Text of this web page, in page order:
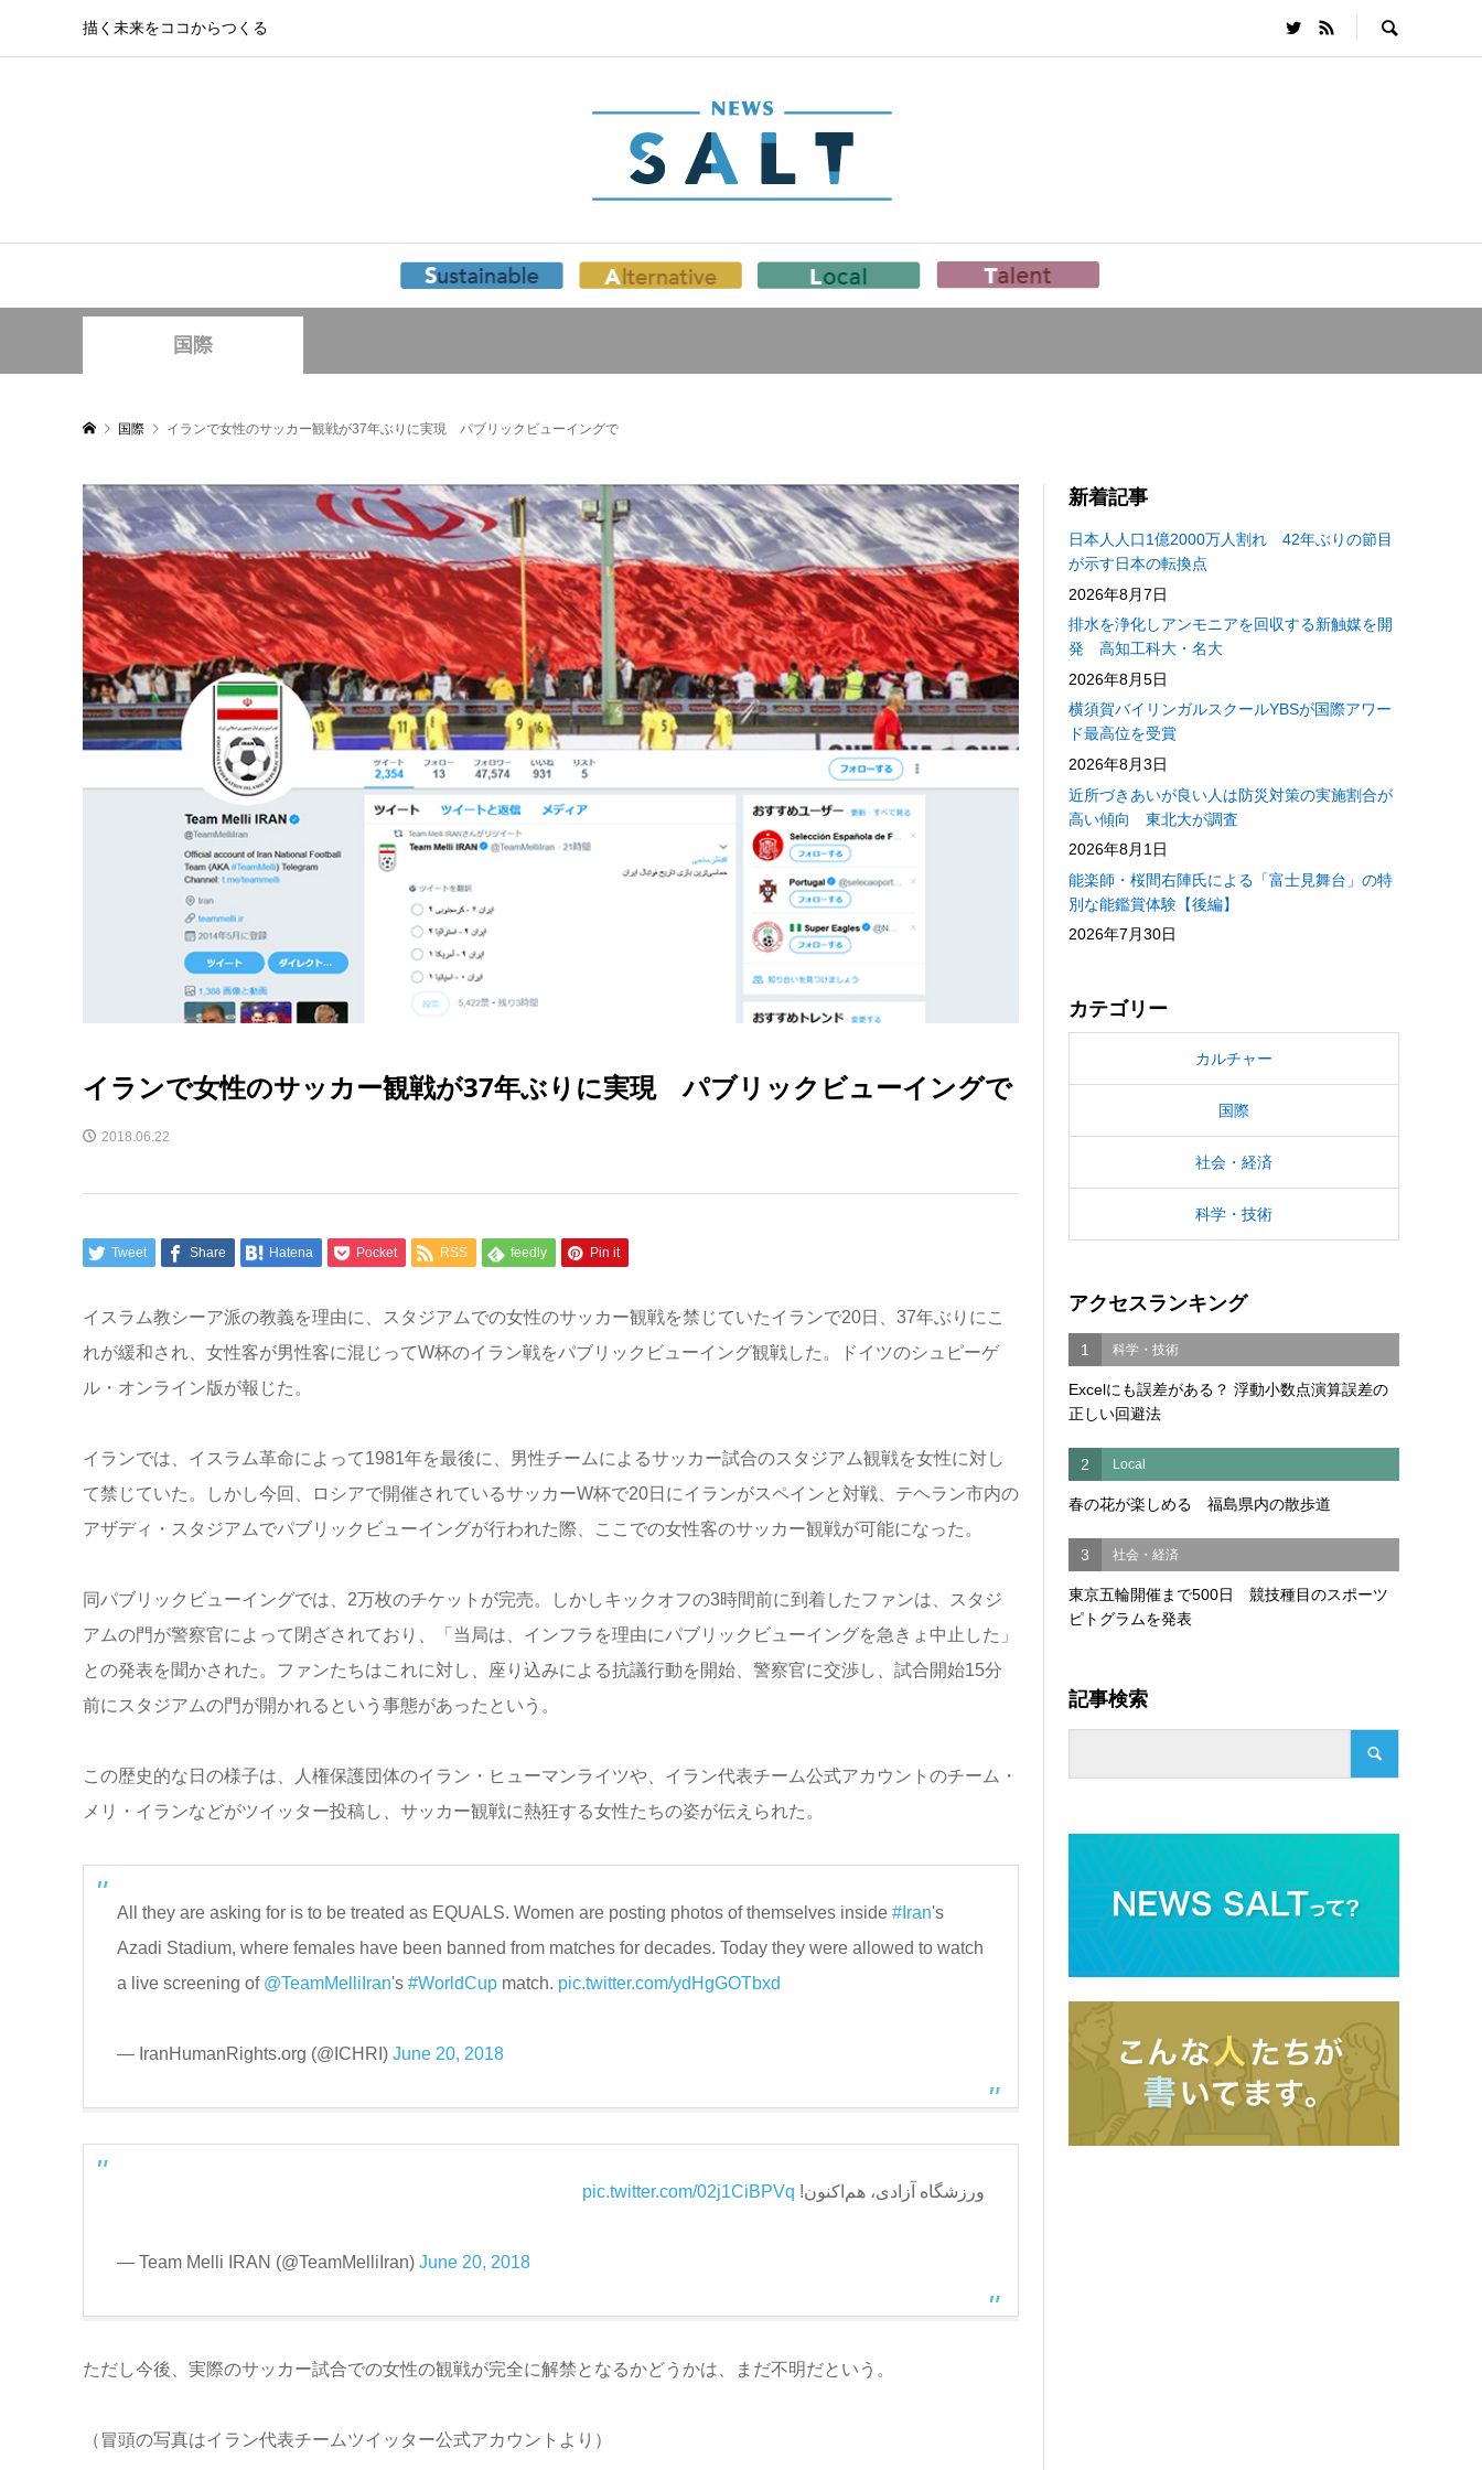
描く未来をココからつくる
国際
国際 イランで女性のサッカー観戦が37年ぶりに実現 パブリックビューイングで
イランで女性のサッカー観戦が37年ぶりに実現 パブリックビューイングで
2018.06.22
Tweet Share Hatena Pocket RSS feedly Pin it
イスラム教シーア派の教義を理由に、スタジアムでの女性のサッカー観戦を禁じていたイランで20日、37年ぶりにこ
れが緩和され、女性客が男性客に混じってW杯のイラン戦をパブリックビューイング観戦した。ドイツのシュピーゲ
ル・オンライン版が報じた。
イランでは、イスラム革命によって1981年を最後に、男性チームによるサッカー試合のスタジアム観戦を女性に対し
て禁じていた。しかし今回、ロシアで開催されているサッカーW杯で20日にイランがスペインと対戦、テヘラン市内の
アザディ・スタジアムでパブリックビューイングが行われた際、ここでの女性客のサッカー観戦が可能になった。
同パブリックビューイングでは、2万枚のチケットが完売。しかしキックオフの3時間前に到着したファンは、スタジ
アムの門が警察官によって閉ざされており、「当局は、インフラを理由にパブリックビューイングを急きょ中止した」
との発表を聞かされた。ファンたちはこれに対し、座り込みによる抗議行動を開始、警察官に交渉し、試合開始15分
前にスタジアムの門が開かれるという事態があったという。
この歴史的な日の様子は、人権保護団体のイラン・ヒューマンライツや、イラン代表チーム公式アカウントのチーム・
メリ・イランなどがツイッター投稿し、サッカー観戦に熱狂する女性たちの姿が伝えられた。
All they are asking for is to be treated as EQUALS. Women are posting photos of themselves inside #Iran's
Azadi Stadium, where females have been banned from matches for decades. Today they were allowed to watch
a live screening of @TeamMelliIran's #WorldCupmatch. pic.twitter.com/ydHgGOTbxd
— IranHumanRights.org (@ICHRI) June 20, 2018
ورزشگاه آزادی، هم‌اکنون! pic.twitter.com/02j1CiBPVq
— Team Melli IRAN (@TeamMelliIran) June 20, 2018
ただし今後、実際のサッカー試合での女性の観戦が完全に解禁となるかどうかは、まだ不明だという。
（冒頭の写真はイラン代表チームツイッター公式アカウントより）
新着記事
日本人人口1億2000万人割れ 42年ぶりの節目
が示す日本の転換点
2026年8月7日
排水を浄化しアンモニアを回収する新触媒を開
発 高知工科大・名大
2026年8月5日
横須賀バイリンガルスクールYBSが国際アワー
ド最高位を受賞
2026年8月3日
近所づきあいが良い人は防災対策の実施割合が
高い傾向 東北大が調査
2026年8月1日
能楽師・桜間右陣氏による「富士見舞台」の特
別な能鑑賞体験【後編】
2026年7月30日
カテゴリー
カルチャー
国際
社会・経済
科学・技術
アクセスランキング
1 科学・技術
Excelにも誤差がある？ 浮動小数点演算誤差の
正しい回避法
2 Local
春の花が楽しめる 福島県内の散歩道
3 社会・経済
東京五輪開催まで500日 競技種目のスポーツ
ピトグラムを発表
記事検索